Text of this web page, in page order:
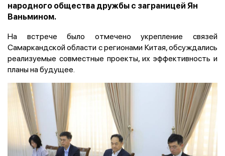
народного общества дружбы с заграницей Ян
Ваньмином.
На встрече было отмечено укрепление связей
Самаркандской области с регионами Китая, обсуждались
реализуемые совместные проекты, их эффективность и
планы на будущее.